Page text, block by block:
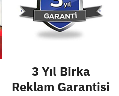
3 Yıl Birka
Reklam Garantisi